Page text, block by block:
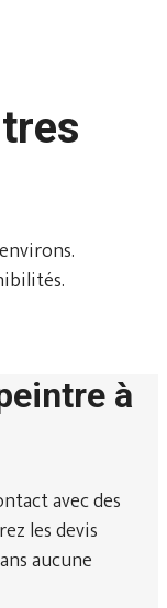
à
avec des
les devis
aucune